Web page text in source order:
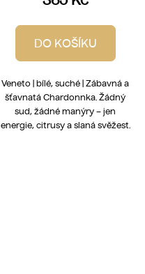
DO KOŠÍKU
Veneto | bílé, suché | Zábavná a
šťavnatá Chardonnka. Žádný
sud, žádné manýry – jen
energie, citrusy a slaná svěžest.